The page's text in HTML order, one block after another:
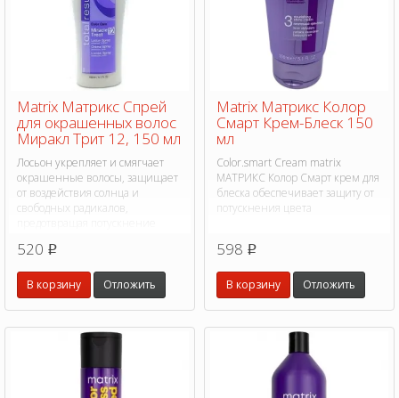
Matrix Матрикс Спрей
для окрашенных волос
Миракл Трит 12, 150 мл
Лосьон укрепляет и смягчает
окрашенные волосы, защищает
от воздействия солнца и
свободных радикалов,
520 p
В корзину Отложить
Matrix Матрикс Колор
Смарт Крем-Блеск 150
мл
Color.smart Cream matrix
МАТРИКС Колор Смарт крем для
блеска обеспечивает защиту от
потускнения цвета
598 p
В корзину Отложить